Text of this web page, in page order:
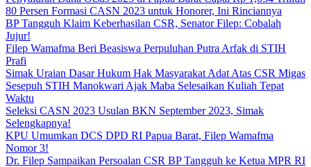
80 Persen Formasi CASN 2023 untuk Honorer, Ini Rinciannya
BP Tangguh Klaim Keberhasilan CSR, Senator Filep: Cobalah
Jujur!
Filep Wamafma Beri Beasiswa Perpuluhan Putra Arfak di STIH
Prafi
Simak Uraian Dasar Hukum Hak Masyarakat Adat Atas CSR Migas
Sesepuh STIH Manokwari Ajak Maba Selesaikan Kuliah Tepat
Waktu
Seleksi CASN 2023 Usulan BKN September 2023, Simak
Selengkapnya!
KPU Umumkan DCS DPD RI Papua Barat, Filep Wamafma
Nomor 3!
Dr. Filep Sampaikan Persoalan CSR BP Tangguh ke Ketua MPR RI